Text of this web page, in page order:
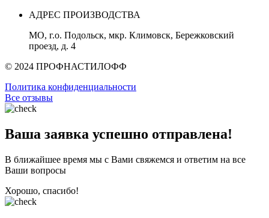
АДРЕС ПРОИЗВОДСТВА
МО, г.о. Подольск, мкр. Климовск, Бережковский
проезд, д. 4
© 2024 ПРОФНАСТИЛОФФ
Политика конфиденциальности
Все отзывы
Ваша заявка успешно отправлена!
В ближайшее время мы с Вами свяжемся и ответим на все
Ваши вопросы
Хорошо, спасибо!